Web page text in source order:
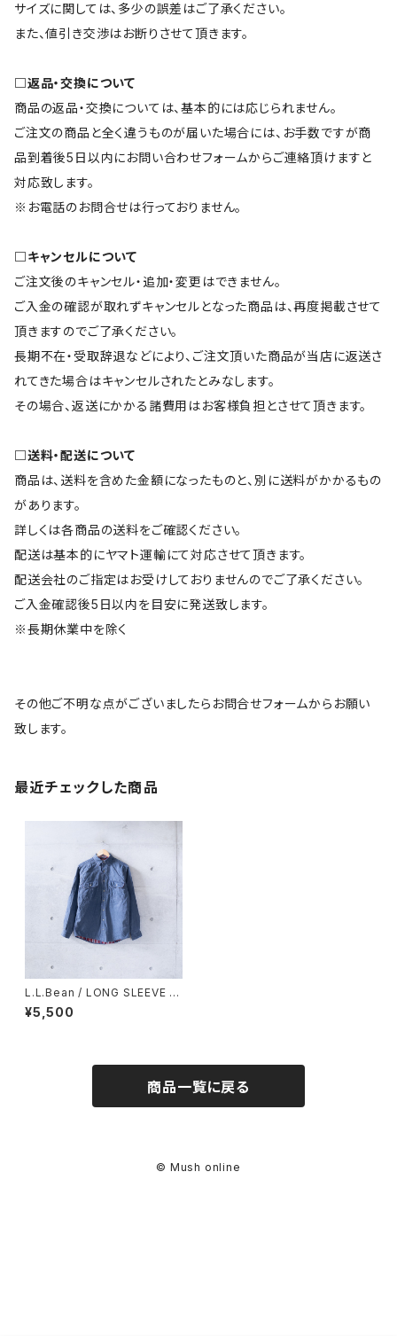
サイズに関しては、多少の誤差はご了承ください。
また、値引き交渉はお断りさせて頂きます。
□返品・交換について
商品の返品・交換については、基本的には応じられません。
ご注文の商品と全く違うものが届いた場合には、お手数ですが商
品到着後5日以内にお問い合わせフォームからご連絡頂けますと
対応致します。
※お電話のお問合せは行っておりません。
□キャンセルについて
ご注文後のキャンセル・追加・変更はできません。
ご入金の確認が取れずキャンセルとなった商品は、再度掲載させて
頂きますのでご了承ください。
長期不在・受取辞退などにより、ご注文頂いた商品が当店に返送さ
れてきた場合はキャンセルされたとみなします。
その場合、返送にかかる諸費用はお客様負担とさせて頂きます。
□送料・配送について
商品は、送料を含めた金額になったものと、別に送料がかかるもの
があります。
詳しくは各商品の送料をご確認ください。
配送は基本的にヤマト運輸にて対応させて頂きます。
配送会社のご指定はお受けしておりませんのでご了承ください。
ご入金確認後5日以内を目安に発送致します。
※長期休業中を除く
その他ご不明な点がございましたらお問合せフォームからお願い
致します。
最近チェックした商品
L.L.Bean / LONG SLEEVE S
HIRT (used)
¥5,500
商品一覧に戻る
© Mush online